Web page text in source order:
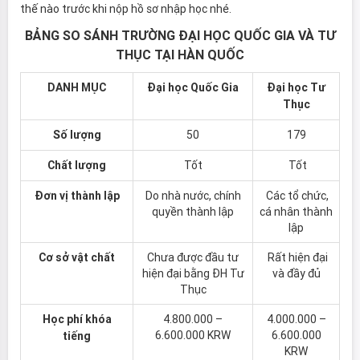
thế nào trước khi nộp hồ sơ nhập học nhé.
BẢNG SO SÁNH TRƯỜNG ĐẠI HỌC QUỐC GIA VÀ TƯ
THỤC TẠI HÀN QUỐC
DANH MỤC Đại học Quốc Gia
Đại học Tư
Thục
Số lượng 50 179
Chất lượng Tốt Tốt
Đơn vị thành lập
Do nhà nước, chính
quyền thành lập
Các tổ chức,
cá nhân thành
lập
Cơ sở vật chất
Chưa được đầu tư
hiện đại bằng ĐH Tư
Thục
Rất hiện đại
và đầy đủ
Học phí khóa
tiếng
4.800.000 –
6.600.000 KRW
4.000.000 –
6.600.000
KRW